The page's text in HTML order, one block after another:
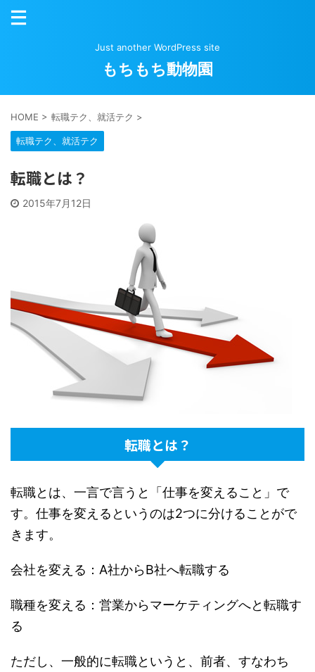
Just another WordPress site
もちもち動物園
HOME > 転職テク、就活テク >
転職テク、就活テク
転職とは？
2015年7月12日
転職とは？
転職とは、一言で言うと「仕事を変えること」で
す。仕事を変えるというのは2つに分けることがで
きます。
会社を変える：A社からB社へ転職する
職種を変える：営業からマーケティングへと転職す
る
ただし、一般的に転職というと、前者、すなわち